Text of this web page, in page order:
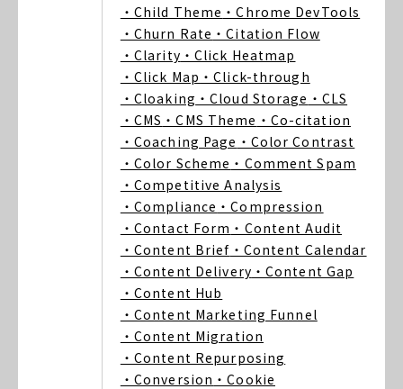
・Child Theme ・Chrome DevTools
・Churn Rate ・Citation Flow
・Clarity ・Click Heatmap
・Click Map ・Click-through
・Cloaking ・Cloud Storage ・CLS
・CMS ・CMS Theme ・Co-citation
・Coaching Page ・Color Contrast
・Color Scheme ・Comment Spam
・Competitive Analysis
・Compliance ・Compression
・Contact Form ・Content Audit
・Content Brief ・Content Calendar
・Content Delivery ・Content Gap
・Content Hub
・Content Marketing Funnel
・Content Migration
・Content Repurposing
・Conversion ・Cookie